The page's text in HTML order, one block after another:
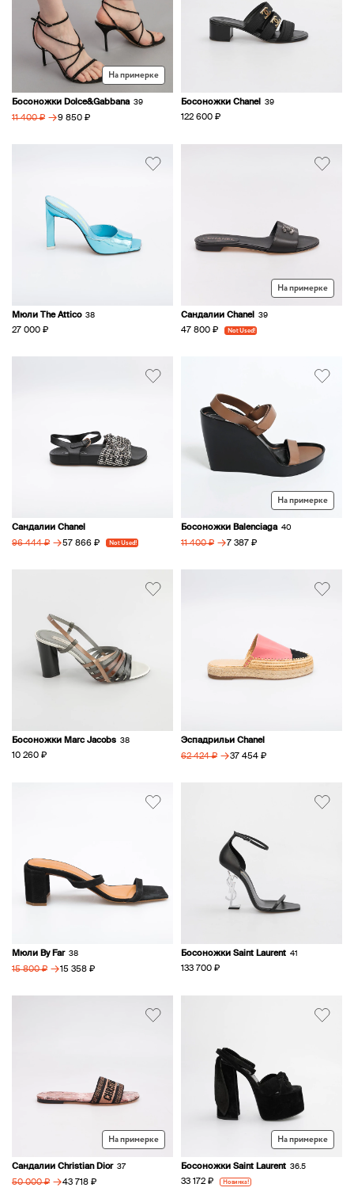
На примерке
Босоножки Dolce&Gabbana 39
11 400 ₽ → 9 850 ₽
Босоножки Chanel 39
122 600 ₽
Мюли The Attico 38
27 000 ₽
На примерке
Сандалии Chanel 39
47 800 ₽ Not Used!
Сандалии Chanel
96 444 ₽ → 57 866 ₽ Not Used!
На примерке
Босоножки Balenciaga 40
11 400 ₽ → 7 387 ₽
Босоножки Marc Jacobs 38
10 260 ₽
Эспадрильи Chanel
62 424 ₽ → 37 454 ₽
Мюли By Far 38
15 800 ₽ → 15 358 ₽
Босоножки Saint Laurent 41
133 700 ₽
На примерке
Сандалии Christian Dior 37
50 000 ₽ → 43 718 ₽
На примерке
Босоножки Saint Laurent 36.5
33 172 ₽ Новинка!